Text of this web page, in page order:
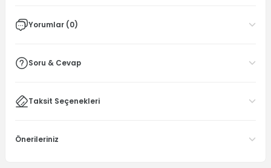
Yorumlar (0)
Soru & Cevap
Taksit Seçenekleri
Önerileriniz